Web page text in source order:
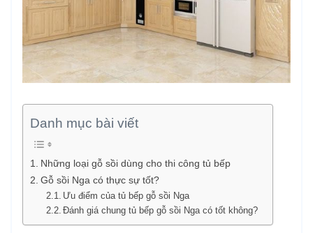
Danh mục bài viết
Những loại gỗ sồi dùng cho thi công tủ bếp
Gỗ sồi Nga có thực sự tốt?
Ưu điểm của tủ bếp gỗ sồi Nga
Đánh giá chung tủ bếp gỗ sồi Nga có tốt không?